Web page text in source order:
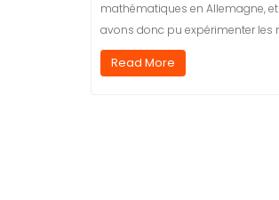
mathématiques en Allemagne,
avons donc pu expérimenter les
Read More